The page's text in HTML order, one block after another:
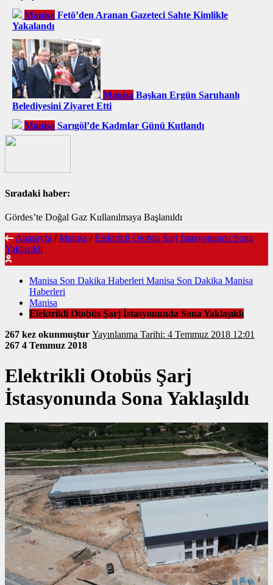
Manisa Fetö’den Aranan Gazeteci Sahte Kimlikle
Yakalandı
Manisa Başkan Ergün Saruhanlı
Belediyesini Ziyaret Etti
Manisa Sarıgöl’de Kadınlar Günü Kutlandı
Sıradaki haber:
Gördes’te Doğal Gaz Kullanılmaya Başlanıldı
Anasayfa / Manisa / Elektrikli Otobüs Şarj İstasyonunda Sona
Yaklaşıldı
Manisa Son Dakika Haberleri Manisa Son Dakika Manisa
Haberleri
Manisa
Elektrikli Otobüs Şarj İstasyonunda Sona Yaklaşıldı
267 kez okunmuştur Yayınlanma Tarihi: 4 Temmuz 2018 12:01
267 4 Temmuz 2018
Elektrikli Otobüs Şarj
İstasyonunda Sona Yaklaşıldı